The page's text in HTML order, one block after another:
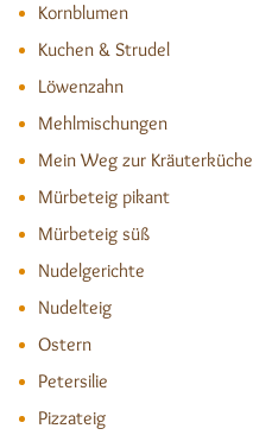
Kornblumen
Kuchen & Strudel
Löwenzahn
Mehlmischungen
Mein Weg zur Kräuterküche
Mürbeteig pikant
Mürbeteig süß
Nudelgerichte
Nudelteig
Ostern
Petersilie
Pizzateig